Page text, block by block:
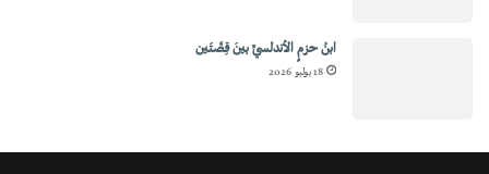
ابنُ حزمٍ الأندلسيِّ بينَ قِصَّتَين
18 يوليو 2026